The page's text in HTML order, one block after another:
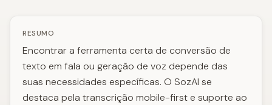
RESUMO
Encontrar a ferramenta certa de conversão de
texto em fala ou geração de voz depende das
suas necessidades específicas. O SozAI se
destaca pela transcrição mobile-first e suporte ao